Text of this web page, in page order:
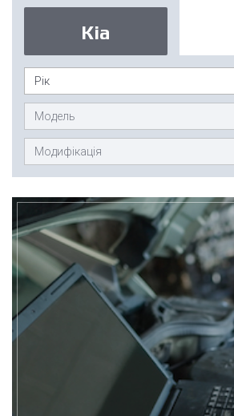
Кіа
Рік
Модель
Модифікація